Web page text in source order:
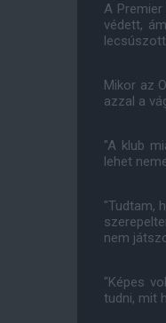
A
védett,
Mikor az
azzal a
"A klub
lehet
"Tudtam,
nem
"Képes
tudni, mit